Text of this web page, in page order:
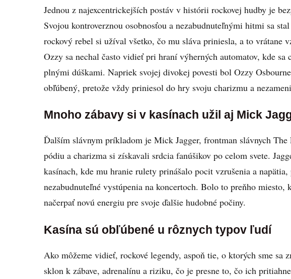
Jednou z najexcentrickejších postáv v histórii rockovej hudby je
Svojou kontroverznou osobnosťou a nezabudnuteľnými hitmi sa
rockový rebel si užíval všetko, čo mu sláva priniesla, a to vrátane
Ozzy sa nechal často vidieť pri hraní výherných automatov, kde
plnými dúškami. Napriek svojej divokej povesti bol Ozzy
obľúbený, pretože vždy priniesol do hry svoju charizmu a
Mnoho zábavy si v kasínach užil aj Mick
Ďalším slávnym príkladom je Mick Jagger, frontman slávnych The
pódiu a charizma si získavali srdcia fanúšikov po celom svete.
kasínach, kde mu hranie rulety prinášalo pocit vzrušenia a napätia,
nezabudnuteľné vystúpenia na koncertoch. Bolo to preňho miesto,
načerpať novú energiu pre svoje ďalšie hudobné počiny.
Kasína sú obľúbené u rôznych typov ľudí
Ako môžeme vidieť, rockové legendy, aspoň tie, o ktorých sme sa
sklon k zábave, adrenalínu a riziku, čo je presne to, čo ich